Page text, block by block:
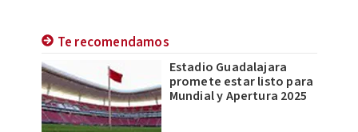
Te recomendamos
Estadio Guadalajara
promete estar listo para
Mundial y Apertura 2025